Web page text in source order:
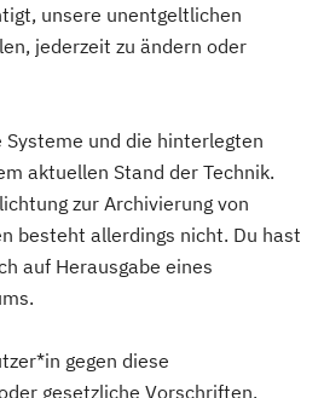
unsere unentgeltlichen
jederzeit zu ändern oder
und die hinterlegten
aktuellen Stand der Technik.
zur Archivierung von
besteht allerdings nicht. Du hast
auf Herausgabe eines
gegen diese
gesetzliche Vorschriften,